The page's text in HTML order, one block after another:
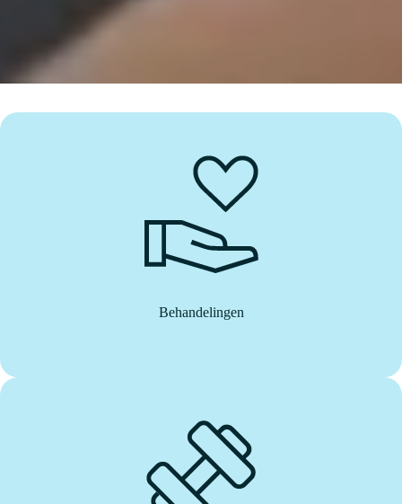
Behandelingen